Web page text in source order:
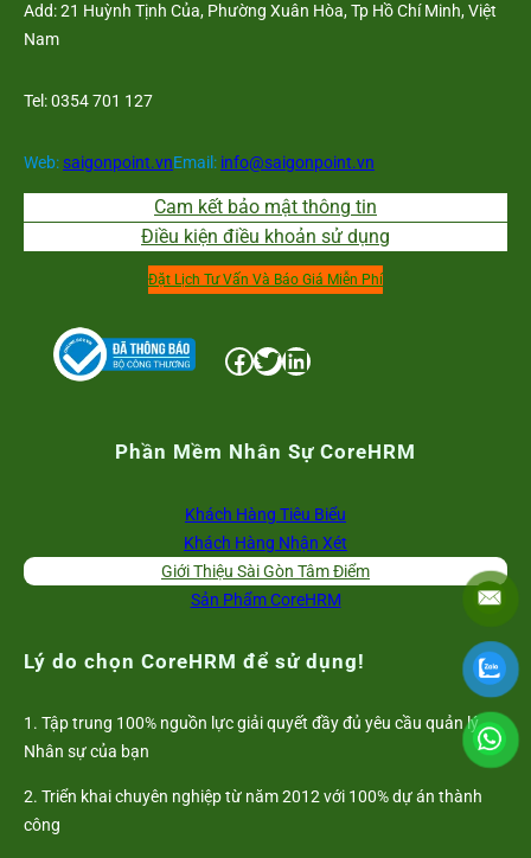
Add: 21 Huỳnh Tịnh Của, Phường Xuân Hòa, Tp Hồ Chí Minh, Việt
Nam
Tel: 0354 701 127
Web:saigonpoint.vnEmail: info@saigonpoint.vn
Cam kết bảo mật thông tin
Điều kiện điều khoản sử dụng
Đặt Lịch Tư Vấn Và Báo Giá Miễn Phí
Facebook Twitter LinkedIn
Phần Mềm Nhân Sự CoreHRM
Khách Hàng Tiêu Biểu
Khách Hàng Nhận Xét
Giới Thiệu Sài Gòn Tâm Điểm
Sản Phẩm CoreHRM
Lý do chọn CoreHRM để sử dụng!
1. Tập trung 100% nguồn lực giải quyết đầy đủ yêu cầu quản lý
Nhân sự của bạn
2. Triển khai chuyên nghiệp từ năm 2012 với 100% dự án thành
công